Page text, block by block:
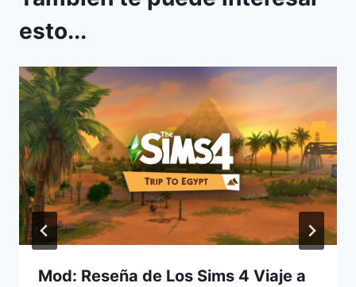
esto...
Mod: Reseña de Los Sims 4 Viaje a